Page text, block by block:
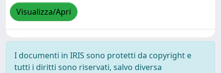
Visualizza/Apri
I documenti in IRIS sono protetti da copyright e
tutti i diritti sono riservati, salvo diversa